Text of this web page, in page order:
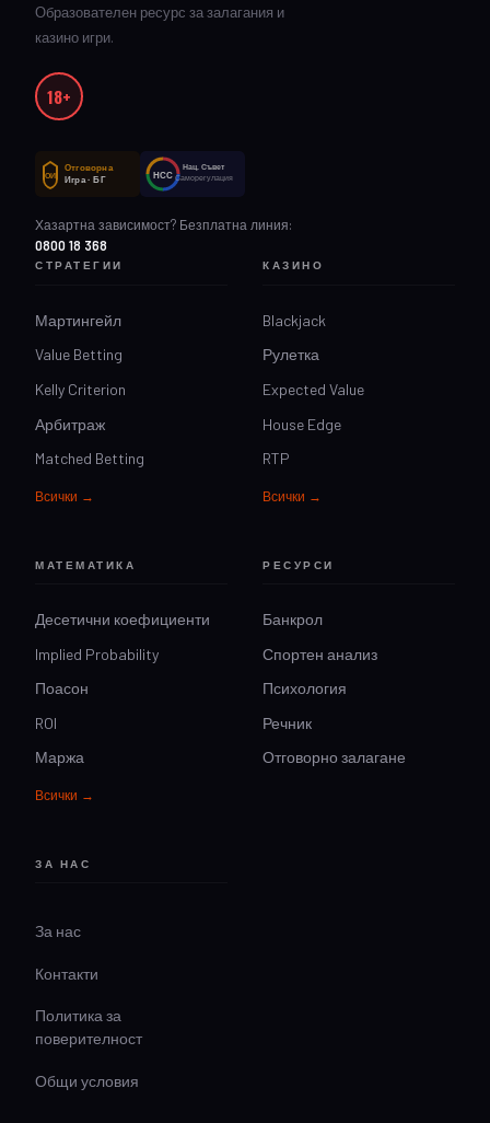
Образователен ресурс за залагания и
казино игри.
18+
ОИ
Отговорна
Игра · БГ
НСС
Нац. Съвет
Саморегулация
Хазартна зависимост? Безплатна линия:
0800 18 368
СТРАТЕГИИ
Мартингейл
Value Betting
Kelly Criterion
Арбитраж
Matched Betting
Всички →
КАЗИНО
Blackjack
Рулетка
Expected Value
House Edge
RTP
Всички →
МАТЕМАТИКА
Десетични коефициенти
Implied Probability
Поасон
ROI
Маржа
Всички →
РЕСУРСИ
Банкрол
Спортен анализ
Психология
Речник
Отговорно залагане
ЗА НАС
За нас
Контакти
Политика за
поверителност
Общи условия